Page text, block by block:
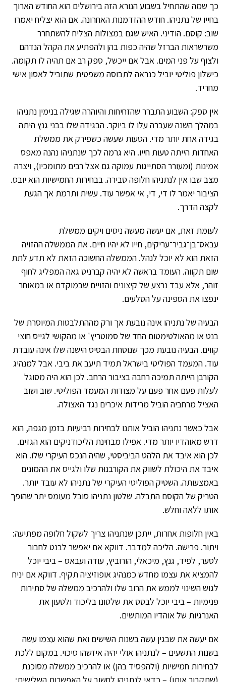
כך שמה שהתחיל בשבוע הנורא הזה בירושלים הוא החודש הארוך
בחייו של נתניהו. חודש ההזדמנות האחרונה. אם הוא יצליח יאמרו
שוב: קוסם. הודיני. האיש שגם במצולות הצליח להשתחרר
משרשראות הברזל שהיה כפות בהן ולהפתיע את הקהל הנדהם
ולצוף על פני המים. אבל אם ייכשל, ספק רב אם תהיה לו תקומה.
כישלון פוליטי יוביל כנראה לתבוסה משפטית שתוביל לאסון אישי
מחריד.
אין ספק: השבוע התברר שהזחיחות והיוהרה שגילה בנימין נתניהו
במהלך השנה שעברה עלו לו ביוקר. הבגידה שלו בבני גנץ היתה
בגידה אחת יותר מדי. הטעות שעשה כשפירק את ממשלת
האחדות הייתה טעות חייו. היא גרמה לכך שנתניהו נהנה מאפס
אמינות (ומעורר הסתייגות עמוקה גם אצל רבים מתומכיו), ויצרה
מצב שבו אין לנתניהו חלופה סבירה. בבחירות החמישיות הוא יובס.
הציבור יאמר לו די, די, אי אפשר עוד. עשית ותרמת אך הגעת
לקצה הדרך.
לעומת זאת, אם יעשה מעשה ניסים ויקים ממשלת
עבאס־בן־גביר־עריקים, חייו לא יהיו חיים. את הממשלה ההזויה
הזאת הוא לא יוכל לנהל. הממשלה החשוכה הזאת לא תדע לתת
שום תקווה. העומד בראשה לא יהיה קברניט גאה המפליג לחוף
זוהר, אלא עבד נרצע של קיצונים והזויים שבמוקדם או במאוחר
ינפצו את הספינה על הסלעים.
הבעיה של נתניהו אינה נובעת אך ורק מההתלבטות המיוסרת של
בנט או מהאולטימטום החד של סמוטריץ' או מהקושי לגייס חוצי
קווים. הבעיה נובעת מכך שנוסחת הבסיס הישנה שלו אינה עובדת
עוד. המעמד הפוליטי בישראל תמיד תיעב את ביבי. אבל למנהיג
הקורבן הייתה תמיכה רחבה בציבור הרחב. לכן הוא היה מסוגל
לעלות פעם אחר פעם על מצודות המעמד הפוליטי. שוב ושוב
האציל מרחביה הוביל מרידות איכרים נגד האצולה.
אבל כאשר נתניהו הוביל אותנו לבחירות רביעיות בזמן מגפה, הוא
דרש מאוהדיו יותר מדי. אפילו מבחינת הליכודניקים הוא הגזים.
לכן הוא איבד את הלהט הביביסטי, שהיה הנכס העיקרי שלו. הוא
איבד את היכולת לשווק את הקורבנוּת שלו ולגייס את ההמונים
באמצעותה. השטיק הפוליטי העיקרי של נתניהו לא עובד יותר.
הטריק של הקוסם התבלה. שלטון נתניהו סובל מעומס יתר שהופך
אותו ללאה וחלש.
באין חלופות אחרות, ייתכן שנתניהו צריך לשקול חלופה מפתיעה:
ויתור. פרישה. הליכה למדבר. דווקא אם ‏יאפשר לבנט ‏לחבור
לסער, לפיד, גנץ, מיכאלי, הורוביץ, עודה ועבאס – ביבי יוכל
להמציא את עצמו מחדש כמנהיג אופוזיציה תקיף. דווקא אם יניח
לגוש השינוי לממש את הרוב שלו ולהרכיב ממשלה של סתירות
פנימיות – ביבי יוכל לבסס את שלטונו בליכוד ולטעון את
האנרגיות של אוהדיו המותשים.
אם יעשה את שבגין עשה בשנות השישים ואת שהוא עצמו עשה
בשנות התשעים – לנתניהו אולי יהיה איזשהו סיכוי. במקום ללכת
לבחירות חמישיות (ולהפסיד בהן) או להרכיב ממשלה מסוכנת